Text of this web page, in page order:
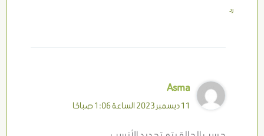
رد
Asma
11 ديسمبر 2023 الساعة 1:06 صباحًا